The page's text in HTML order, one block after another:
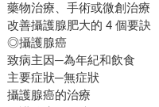
藥物治療、手術或微創治療
改善攝護腺肥大的 4 個要訣
◎攝護腺癌
致病主因─為年紀和飲食
主要症狀─無症狀
攝護腺癌的治療